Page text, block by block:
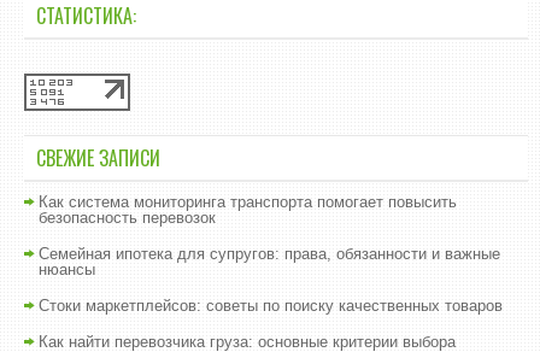
СТАТИСТИКА:
СВЕЖИЕ ЗАПИСИ
Как система мониторинга транспорта помогает повысить
безопасность перевозок
Семейная ипотека для супругов: права, обязанности и важные
нюансы
Стоки маркетплейсов: советы по поиску качественных товаров
Как найти перевозчика груза: основные критерии выбора